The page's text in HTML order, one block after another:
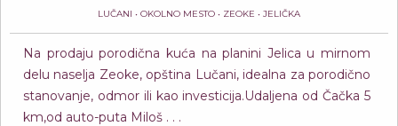
LUČANI • OKOLNO MESTO • ZEOKE • JELIČKA
Na prodaju porodična kuća na planini Jelica u mirnom
delu naselja Zeoke, opština Lučani, idealna za porodično
stanovanje, odmor ili kao investicija.Udaljena od Čačka 5
km,od auto-puta Miloš . . .